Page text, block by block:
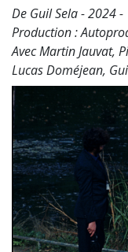
De Guil Sela - 2024 -
Production :
Avec Martin Jauvat,
Lucas Doméjean,